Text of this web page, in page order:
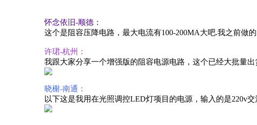
怀念依旧-顺德：
这个是阻容压降电路，最大电流有100-200MA大吧.我之前做
许珺-杭州：
我跟大家分享一个增强版的阻容电源电路，这个已经大批量出
晓榭-南通：
以下这是我用在光照调控LED灯项目的电源，输入的是220v交